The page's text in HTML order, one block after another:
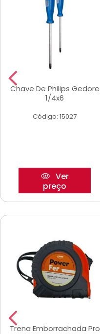
Chave De Philips Gedore
1/4x6
Código: 15027
Ver
preço
Trena Emborrachada Pro